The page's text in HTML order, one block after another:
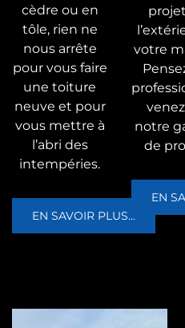
cèdre ou en
tôle, rien ne
nous arrête
pour vous faire
une toiture
neuve et pour
vous mettre à
l’abri des
intempéries.
EN SAVOIR PLUS...
votre
notre
de
EN